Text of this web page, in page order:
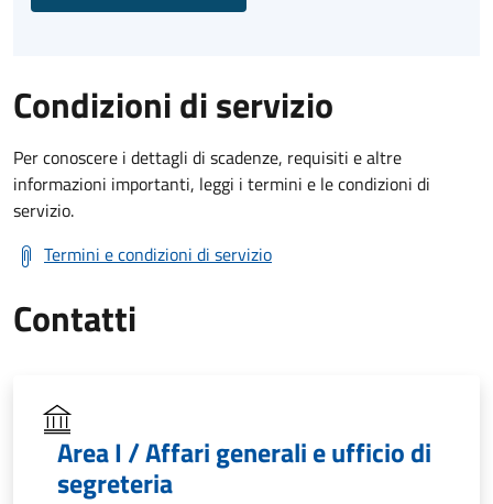
Condizioni di servizio
Per conoscere i dettagli di scadenze, requisiti e altre
informazioni importanti, leggi i termini e le condizioni di
servizio.
Termini e condizioni di servizio
Contatti
Area I / Affari generali e ufficio di
segreteria